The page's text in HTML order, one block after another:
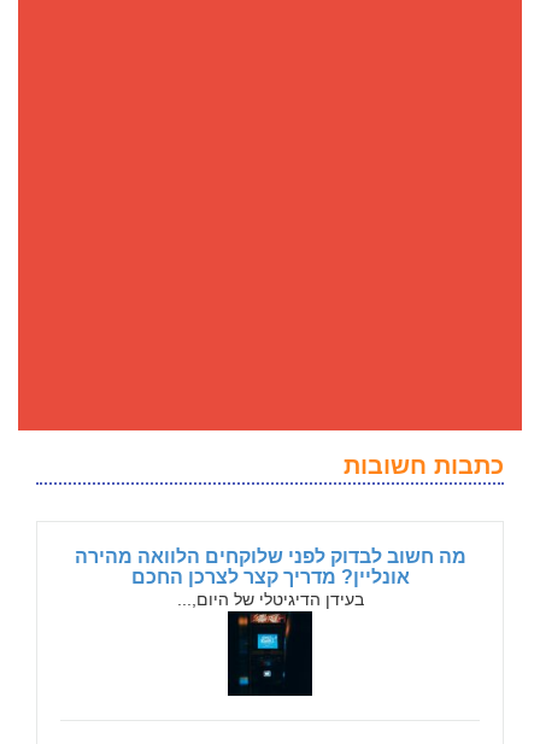
כתבות חשובות
מה חשוב לבדוק לפני שלוקחים הלוואה מהירה
אונליין? מדריך קצר לצרכן החכם
בעידן הדיגיטלי של היום,...